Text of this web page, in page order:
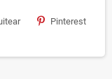
Pinterest